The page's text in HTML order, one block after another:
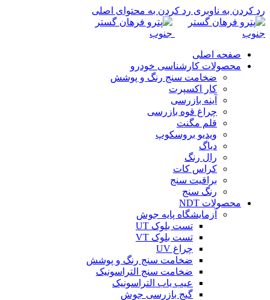
رد کردن به ناوبری رد کردن به محتوای اصلی
صفحه اصلی
محصولات کارشناسی خودرو
ضخامت سنج رنگ و پوشش
کار اکسپرت
آینه بازرسی
چراغ قوه بازرسی
قلم مگنت
ویدیو بروسکوپ
دیاگ
رال رنگ
کراس کات
براقیت سنج
رنگ سنج
محصولات NDT
آزمایشگاه پایه جوش
تست بلوک UT
تست بلوک VT
چراغ UV
ضخامت سنج رنگ و پوشش
ضخامت سنج التراسونیک
عیب یاب التراسونیک
گیج بازرسی جوش